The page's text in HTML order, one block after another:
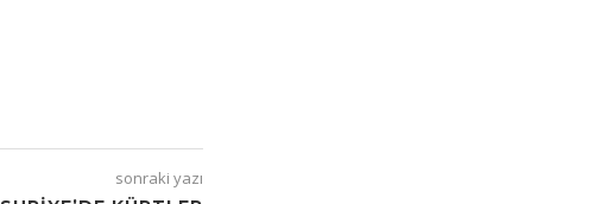
sonraki yazı